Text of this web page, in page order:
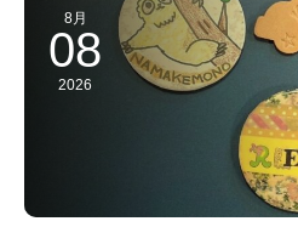
8月
08
2026